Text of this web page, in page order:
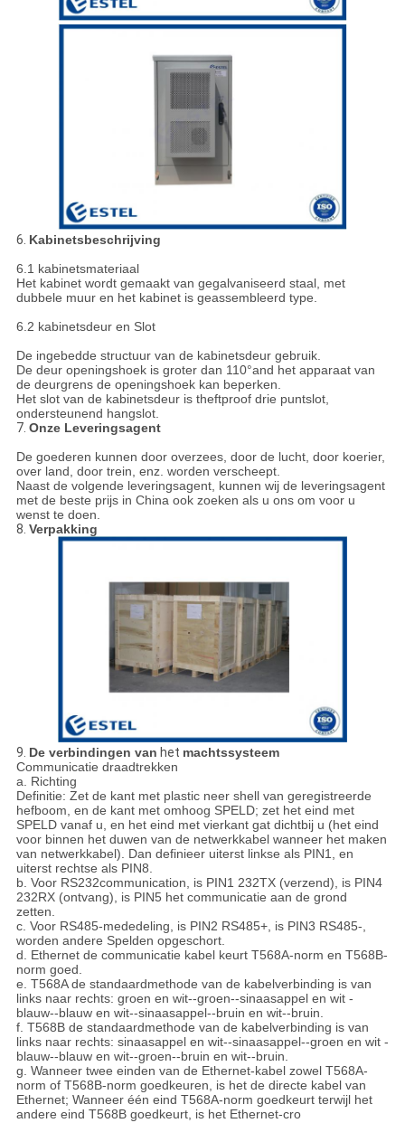
6. Kabinetsbeschrijving
6.1 kabinetsmateriaal
Het kabinet wordt gemaakt van gegalvaniseerd staal, met
dubbele muur en het kabinet is geassembleerd type.
6.2 kabinetsdeur en Slot
De ingebedde structuur van de kabinetsdeur gebruik.
De deur openingshoek is groter dan 110°and het apparaat van
de deurgrens de openingshoek kan beperken.
Het slot van de kabinetsdeur is theftproof drie puntslot,
ondersteunend hangslot.
7. Onze Leveringsagent
De goederen kunnen door overzees, door de lucht, door koerier,
over land, door trein, enz. worden verscheept.
Naast de volgende leveringsagent, kunnen wij de leveringsagent
met de beste prijs in China ook zoeken als u ons om voor u
wenst te doen.
8. Verpakking
9. De verbindingen van het machtssysteem
Communicatie draadtrekken
a. Richting
Definitie: Zet de kant met plastic neer shell van geregistreerde
hefboom, en de kant met omhoog SPELD; zet het eind met
SPELD vanaf u, en het eind met vierkant gat dichtbij u (het eind
voor binnen het duwen van de netwerkkabel wanneer het maken
van netwerkkabel). Dan definieer uiterst linkse als PIN1, en
uiterst rechtse als PIN8.
b. Voor RS232communication, is PIN1 232TX (verzend), is PIN4
232RX (ontvang), is PIN5 het communicatie aan de grond
zetten.
c. Voor RS485-mededeling, is PIN2 RS485+, is PIN3 RS485-,
worden andere Spelden opgeschort.
d. Ethernet de communicatie kabel keurt T568A-norm en T568B-
norm goed.
e. T568A de standaardmethode van de kabelverbinding is van
links naar rechts: groen en wit--groen--sinaasappel en wit -
blauw--blauw en wit--sinaasappel--bruin en wit--bruin.
f. T568B de standaardmethode van de kabelverbinding is van
links naar rechts: sinaasappel en wit--sinaasappel--groen en wit -
blauw--blauw en wit--groen--bruin en wit--bruin.
g. Wanneer twee einden van de Ethernet-kabel zowel T568A-
norm of T568B-norm goedkeuren, is het de directe kabel van
Ethernet; Wanneer één eind T568A-norm goedkeurt terwijl het
andere eind T568B goedkeurt, is het Ethernet-cro